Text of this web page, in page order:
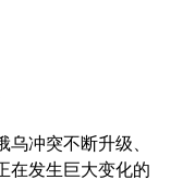
冲突不断升级、
在发生巨大变化的